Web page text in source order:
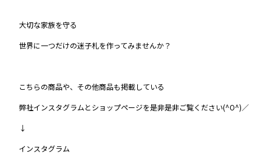
大切な家族を守る
世界に一つだけの迷子札を作ってみませんか？
こちらの商品や、その他商品も掲載している
弊社インスタグラムとショップページを是非是非ご覧ください(^O^)／
↓
インスタグラム